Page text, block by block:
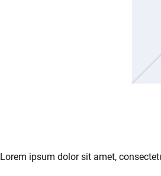
Lorem ipsum dolor sit amet,